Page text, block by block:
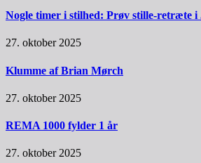
Nogle timer i stilhed: Prøv stille-retræte i
27. oktober 2025
Klumme af Brian Mørch
27. oktober 2025
REMA 1000 fylder 1 år
27. oktober 2025